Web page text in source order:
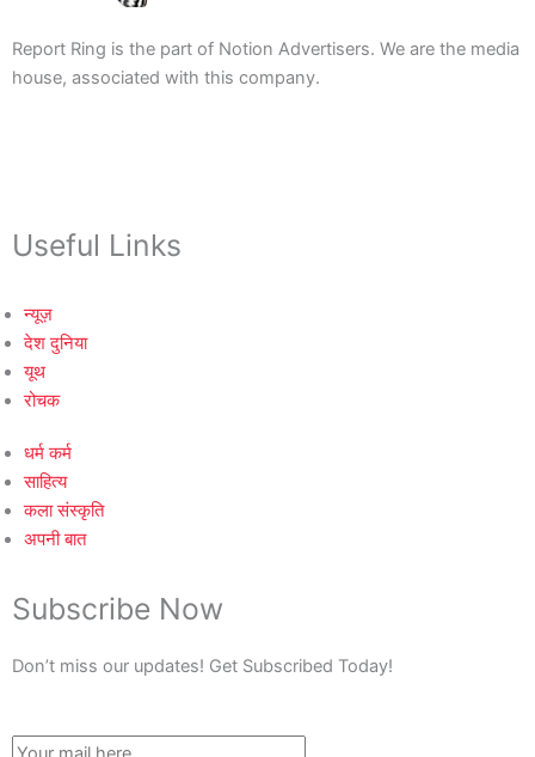
Report Ring is the part of Notion Advertisers. We are the media
house, associated with this company.
Useful Links
न्यूज़
देश दुनिया
यूथ
रोचक
धर्म कर्म
साहित्य
कला संस्कृति
अपनी बात
Subscribe Now
Don’t miss our updates! Get Subscribed Today!